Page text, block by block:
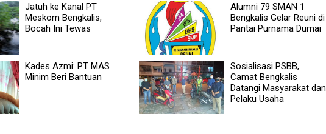
Jatuh ke Kanal PT
Meskom Bengkalis,
Bocah Ini Tewas
Alumni 79 SMAN 1
Bengkalis Gelar Reuni di
Pantai Purnama Dumai
Kades Azmi: PT MAS
Minim Beri Bantuan
Sosialisasi PSBB,
Camat Bengkalis
Datangi Masyarakat dan
Pelaku Usaha